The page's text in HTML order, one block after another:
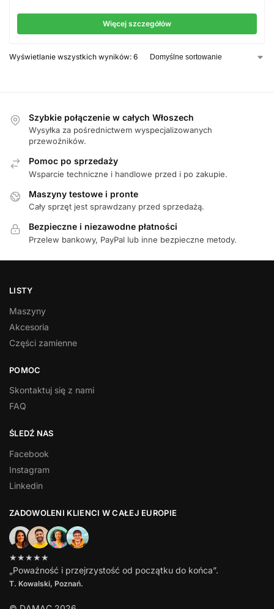
Więcej szczegółów
Wyświetlanie wszystkich wyników: 6
Szybkie połączenie w całych Włoszech
Wysyłka za pośrednictwem wyspecjalizowanych
przewoźników.
Pomoc po sprzedaży
Wsparcie techniczne i handlowe przed i po zakupie.
Maszyny testowe i pronte
Cały sprzęt jest sprawdzany przed sprzedażą.
Bezpieczne i niezawodne płatności
Przelew bankowy, PayPal lub inne bezpieczne metody.
LISTY
Maszyny
Akcesoria
Części zamienne
POMOC
Skontaktuj się z nami
FAQ
ŚLEDŹ NAS
Facebook
Instagram
Linkedin
ZADOWOLENI KLIENCI W CAŁEJ EUROPIE
★★★★★
„Poważność i przejrzystość od początku do końca”.
T. Kowalski, Poznań.